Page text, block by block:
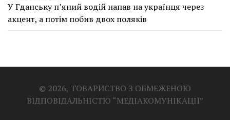
У Гданську п’яний водій напав на українця через
акцент, а потім побив двох поляків
© 2026, ТОВАРИСТВО З ОБМЕЖЕНОЮ
ВІДПОВІДАЛЬНІСТЮ “МЕДІАКОМУНІКАЦІЇ”